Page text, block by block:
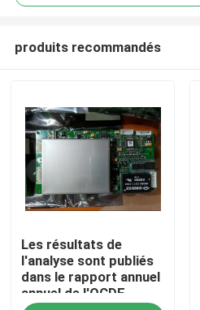
À la maison
Produits
Vidéos
produits recommandés
Les résultats de
l'analyse sont publiés
dans le rapport annuel
annuel de l'OCDE.